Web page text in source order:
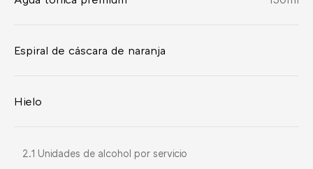
Espiral de cáscara de naranja
Hielo
2.1 Unidades de alcohol por servicio